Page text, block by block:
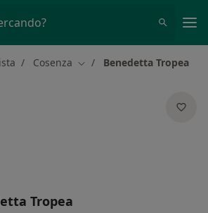
Cosenza Cambia città
Benedetta Tropea
Tropea